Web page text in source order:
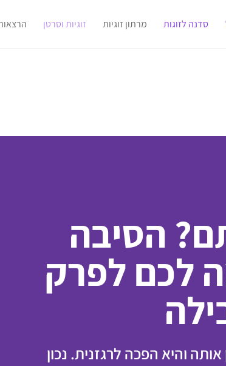
סדנה לזוגות מרתון זוגיות זוגיות וסרטן
הסיבה
לכם לפרק
והיא הפכה לרגזנית. נכון